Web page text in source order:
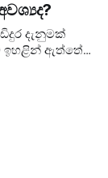
දැනුමක්
ඉහළින් ඇත්තේ